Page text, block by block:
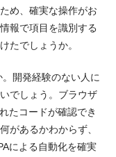
め、確実な操作がお
報で項目を識別する
たでしょうか。
開発経験のない人に
でしょう。ブラウザ
たコードが確認でき
があるかわからず、
による自動化を確実